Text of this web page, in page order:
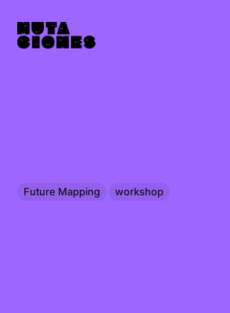
Future Mapping workshop